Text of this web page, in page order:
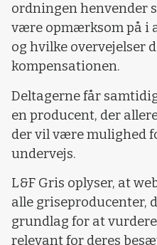
ordningen henvender
være opmærksom på i
og hvilke overvejelser
kompensationen.
Deltagerne får
en producent, der
der vil være mulighed
undervejs.
L&F Gris oplyser, at
alle griseproducenter,
grundlag for at
relevant for deres